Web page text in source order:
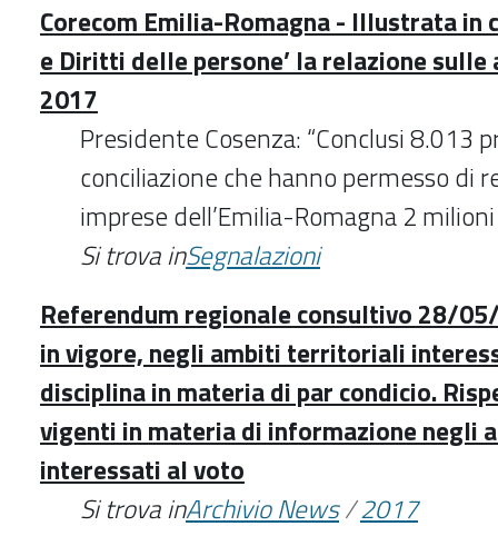
Corecom Emilia-Romagna - Illustrata in
e Diritti delle persone’ la relazione
2017
Presidente Cosenza: “Conclusi 8.013
conciliazione che hanno permesso di
imprese dell’Emilia-Romagna 2
Si trova inSegnalazioni
Referendum regionale consultivo 28/
in vigore, negli ambiti territoriali
disciplina in materia di par condicio.
vigenti in materia di informazione negli
interessati al voto
Si trova inArchivio News/2017